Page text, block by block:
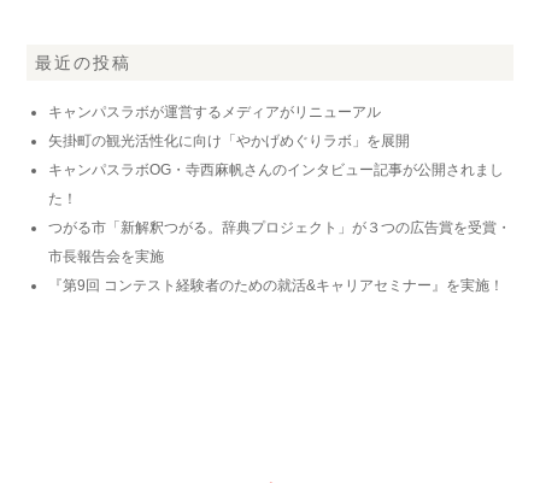
最近の投稿
キャンパスラボが運営するメディアがリニューアル
矢掛町の観光活性化に向け「やかげめぐりラボ」を展開
キャンパスラボOG・寺西麻帆さんのインタビュー記事が公開されまし
た！
つがる市「新解釈つがる。辞典プロジェクト」が３つの広告賞を受賞・
市長報告会を実施
『第9回 コンテスト経験者のための就活&キャリアセミナー』を実施！